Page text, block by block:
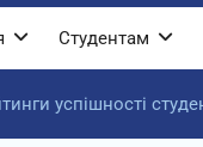
Студентам
успішності